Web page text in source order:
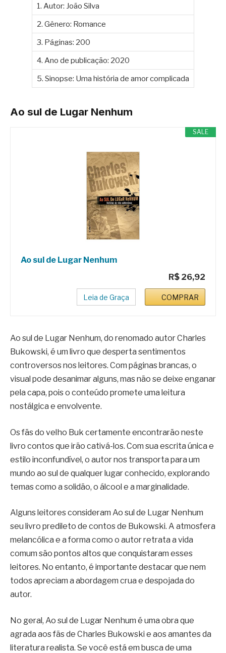
1. Autor: João Silva
2. Gênero: Romance
3. Páginas: 200
4. Ano de publicação: 2020
5. Sinopse: Uma história de amor complicada
Ao sul de Lugar Nenhum
SALE
Ao sul de Lugar Nenhum
R$ 26,92
Leia de Graça COMPRAR
Ao sul de Lugar Nenhum, do renomado autor Charles
Bukowski, é um livro que desperta sentimentos
controversos nos leitores. Com páginas brancas, o
visual pode desanimar alguns, mas não se deixe enganar
pela capa, pois o conteúdo promete uma leitura
nostálgica e envolvente.
Os fãs do velho Buk certamente encontrarão neste
livro contos que irão cativá-los. Com sua escrita única e
estilo inconfundível, o autor nos transporta para um
mundo ao sul de qualquer lugar conhecido, explorando
temas como a solidão, o álcool e a marginalidade.
Alguns leitores consideram Ao sul de Lugar Nenhum
seu livro predileto de contos de Bukowski. A atmosfera
melancólica e a forma como o autor retrata a vida
comum são pontos altos que conquistaram esses
leitores. No entanto, é importante destacar que nem
todos apreciam a abordagem crua e despojada do
autor.
No geral, Ao sul de Lugar Nenhum é uma obra que
agrada aos fãs de Charles Bukowski e aos amantes da
literatura realista. Se você está em busca de uma